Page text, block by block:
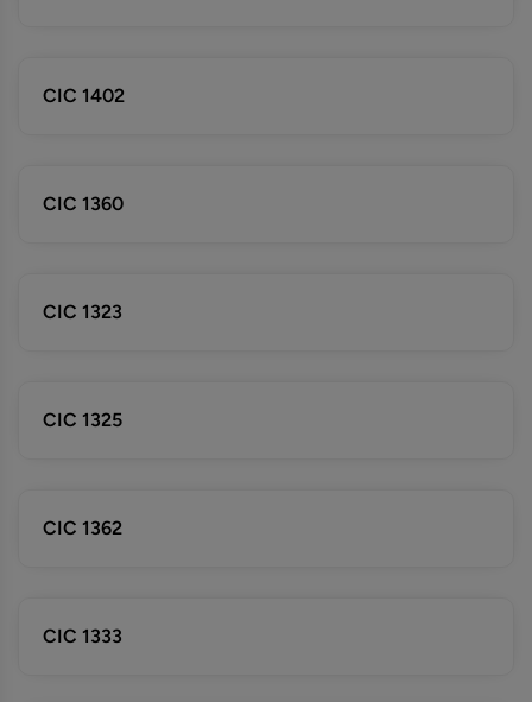
CIC 1402
CIC 1360
CIC 1323
CIC 1325
CIC 1362
CIC 1333